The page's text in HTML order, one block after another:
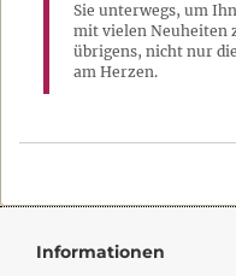
Sie unterwegs, um
mit vielen Neuheiten
übrigens, nicht nur
am Herzen.
Informationen